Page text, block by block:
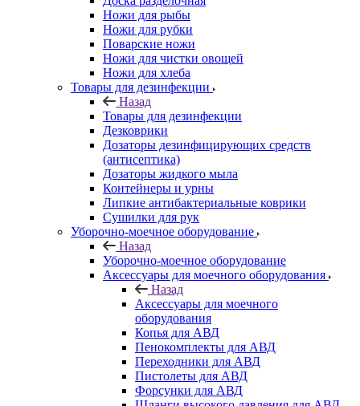
Ножи для рыбы
Ножи для рубки
Поварские ножи
Ножи для чистки овощей
Ножи для хлеба
Товары для дезинфекции
Назад
Товары для дезинфекции
Дезковрики
Дозаторы дезинфицирующих средств
(антисептика)
Дозаторы жидкого мыла
Контейнеры и урны
Липкие антибактериальные коврики
Сушилки для рук
Уборочно-моечное оборудование
Назад
Уборочно-моечное оборудование
Аксессуары для моечного оборудования
Назад
Аксессуары для моечного
оборудования
Копья для АВД
Пенокомплекты для АВД
Переходники для АВД
Пистолеты для АВД
Форсунки для АВД